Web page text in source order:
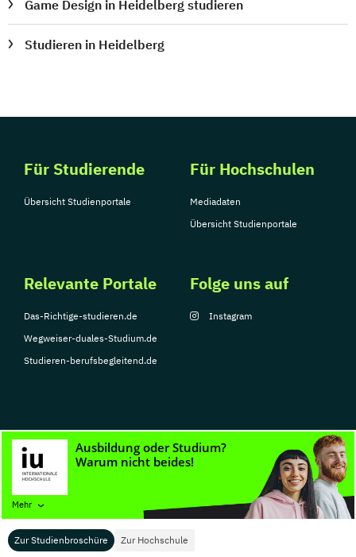
Zur Studienbroschüre Zur Hochschule
Mehr
Game Design in Heidelberg studieren
Studieren in Heidelberg
Für Studierende
Übersicht Studienportale
Für Hochschulen
Mediadaten
Übersicht Studienportale
Relevante Portale
Das-Richtige-studieren.de
Wegweiser-duales-Studium.de
Studieren-berufsbegleitend.de
Folge uns auf
Instagram
© Copyright 2026, TarGroup Media GmbH
Nutzungsbedingungen